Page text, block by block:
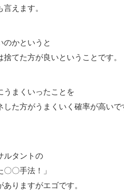
えます。
のかというと
捨てた方が良いということです。
うまくいったことを
した方がうまくいく確率が高いで
ルタントの
〇手法！」
ありますがエゴです。